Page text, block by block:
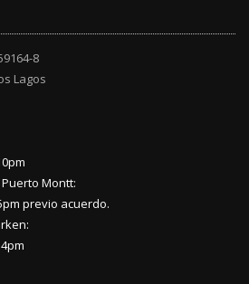
8
Lagos
Montt:
previo acuerdo.